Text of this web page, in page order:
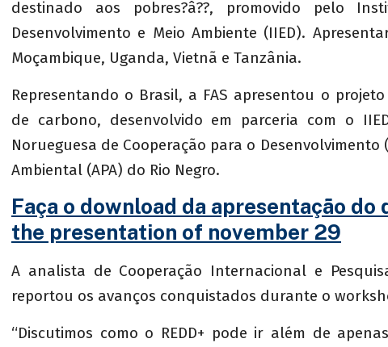
destinado aos pobres?â??, promovido pelo
Desenvolvimento e Meio Ambiente (IIED).
Moçambique, Uganda, Vietnã e Tanzânia.
Representando o Brasil, a FAS apresentou o
de carbono, desenvolvido em parceria com o
Norueguesa de Cooperação para o Desenvolvimento
Ambiental (APA) do Rio Negro.
Faça o download da apresentação do
the presentation of november 29
A analista de Cooperação Internacional e
reportou os avanços conquistados durante o
“Discutimos como o REDD+ pode ir além de